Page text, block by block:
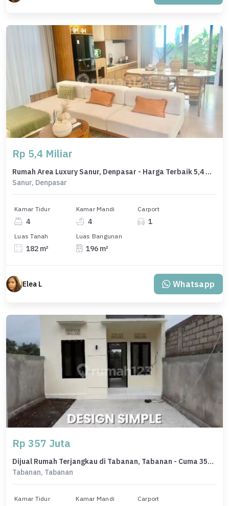
Rp 5,4 Miliar
Rumah Area Luxury Sanur, Denpasar - Harga Terbaik 5,4 Miliar
Sanur, Denpasar
Kamar Tidur
4
Kamar Mandi
4
Carport
1
Luas Tanah
182 m²
Luas Bangunan
196 m²
Elea L Whatsapp
Rp 357 Juta
Dijual Rumah Terjangkau di Tabanan, Tabanan - Cuma 357 Juta
Tabanan, Tabanan
Kamar Tidur Kamar Mandi Carport